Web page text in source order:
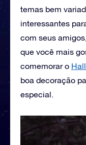
temas bem
interessantes
com seus
que você mais
comemorar o
boa decoração
especial.